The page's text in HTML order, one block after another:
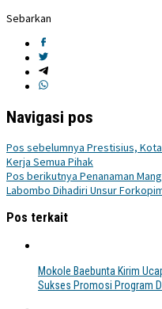
Sebarkan
Navigasi pos
Pos sebelumnya Prestisius, Kota
Kerja Semua Pihak
Pos berikutnya Penanaman
Labombo Dihadiri Unsur
Pos terkait
Mokole Baebunta Kirim
Sukses Promosi Program